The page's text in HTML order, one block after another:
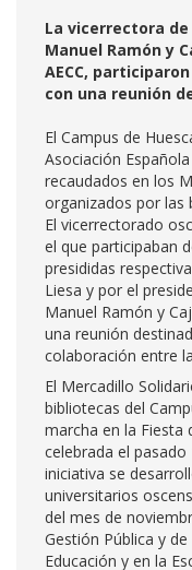
La vicerrectora de
Manuel Ramón y
AECC,
con una reunión
El Campus de
Asociación
recaudados en los
organizados por las
El vicerrectorado
el que participaban
presididas
Liesa y por el
Manuel Ramón y
una reunión
colaboración entre
El Mercadillo
bibliotecas del
marcha en la Fiesta
celebrada el
iniciativa se
universitarios
del mes de
Gestión Pública y
Educación y en la